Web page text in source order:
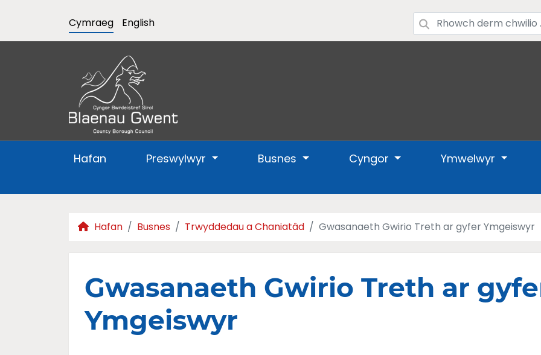
Cymraeg English
Hafan Preswylwyr Busnes Cyngor Ymwelwyr
Hafan Busnes Trwyddedau a Chaniatâd Gwasanaeth Gwirio Treth ar gyfer Ymgeiswyr
Gwasanaeth Gwirio Treth ar
Ymgeiswyr